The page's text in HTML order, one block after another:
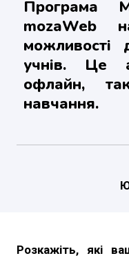
Програма
mozaWeb
можливості
учнів. Це
офлайн,
навчання.
Розкажіть, які